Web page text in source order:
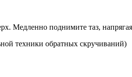
Медленно поднимите таз,
техники обратных скручиваний)